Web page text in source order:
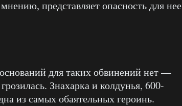
представляет опасность для нее
для таких обвинений нет —
Знахарка и колдунья, 600-
из самых обаятельных героинь.